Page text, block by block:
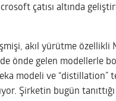
çatısı altında
akıl yürütme özellikli
önde gelen modellerle
modeli ve “distillation”
Şirketin bugün